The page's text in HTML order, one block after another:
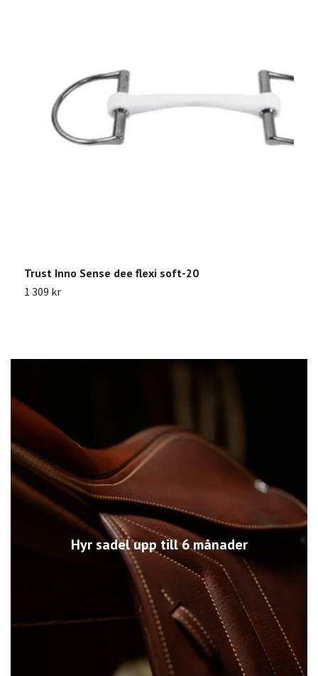
Hyr sadel upp till 6 månader
Trust Inno Sense dee flexi soft-20
1 309 kr